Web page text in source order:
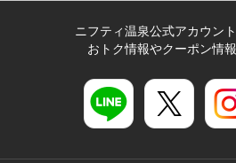
ニフティ温泉公式アカウン
おトク情報やクーポン情